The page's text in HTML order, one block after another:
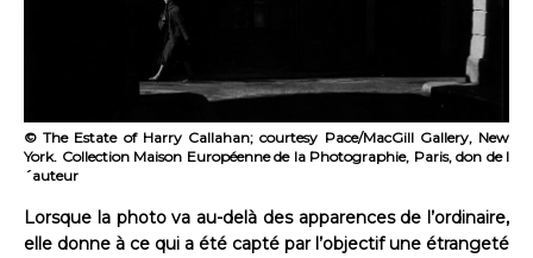
© The Estate of Harry Callahan; courtesy Pace/MacGill Gallery, New
York. Collection Maison Européenne de la Photographie, Paris, don de l
´auteur
Lorsque la photo va au-delà des apparences de l’ordinaire,
elle donne à ce qui a été capté par l’objectif une étrangeté